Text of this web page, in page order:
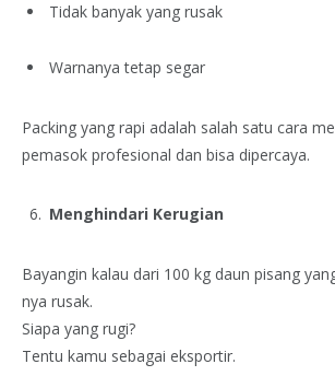
Tidak banyak yang rusak
Warnanya tetap segar
Packing yang rapi adalah salah satu cara
pemasok profesional dan bisa dipercaya.
Menghindari Kerugian
Bayangin kalau dari 100 kg daun pisang
nya rusak.
Siapa yang rugi?
Tentu kamu sebagai eksportir.